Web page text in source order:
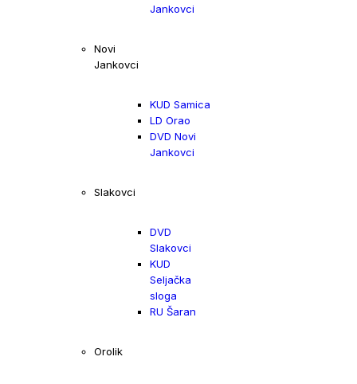
Jankovci
Novi
Jankovci
KUD Samica
LD Orao
DVD Novi
Jankovci
Slakovci
DVD
Slakovci
KUD
Seljačka
sloga
RU Šaran
Orolik